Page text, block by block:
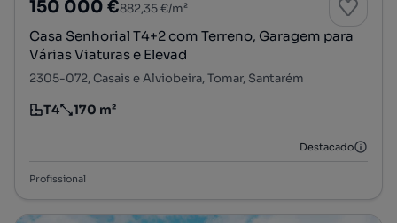
150 000 €882,35 €/m²
Casa Senhorial T4+2 com Terreno, Garagem para
Várias Viaturas e Elevad
2305-072, Casais e Alviobeira, Tomar, Santarém
Tipologia
T4
Preço por metro quadrado
170 m²
Destacado
Profissional